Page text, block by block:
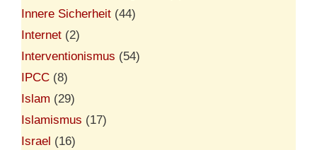
Innere Sicherheit (44)
Internet (2)
Interventionismus (54)
IPCC (8)
Islam (29)
Islamismus (17)
Israel (16)